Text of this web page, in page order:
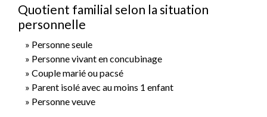
Quotient familial selon la situation
personnelle
Personne seule
Personne vivant en concubinage
Couple marié ou pacsé
Parent isolé avec au moins 1 enfant
Personne veuve